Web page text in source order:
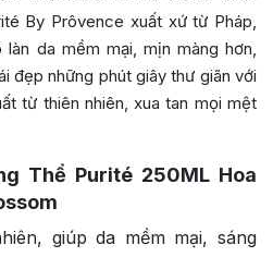
By Prôvence xuất xứ từ Pháp,
da mềm mại, mịn màng hơn,
đẹp những phút giây thư giãn với
từ thiên nhiên, xua tan mọi mệt
Thể Purité 250ML Hoa
giúp da mềm mại, sáng